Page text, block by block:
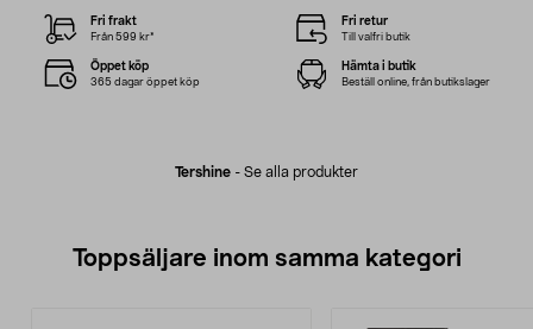
Tershine - Se alla produkter
Fri frakt
Från 599 kr*
Fri retur
Till valfri butik
Öppet köp
365 dagar öppet köp
Hämta i butik
Beställ online, från butikslager
Toppsäljare inom samma kategori